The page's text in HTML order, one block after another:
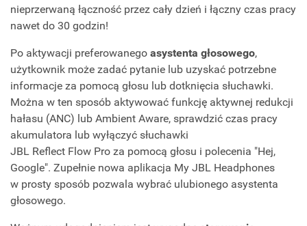
nieprzerwaną łączność przez cały dzień i łączny czas pracy
nawet do 30 godzin!
Po aktywacji preferowanego asystenta głosowego,
użytkownik może zadać pytanie lub uzyskać potrzebne
informacje za pomocą głosu lub dotknięcia słuchawki.
Można w ten sposób aktywować funkcję aktywnej redukcji
hałasu (ANC) lub Ambient Aware, sprawdzić czas pracy
akumulatora lub wyłączyć słuchawki
JBL Reflect Flow Pro za pomocą głosu i polecenia "Hej,
Google". Zupełnie nowa aplikacja My JBL Headphones
w prosty sposób pozwala wybrać ulubionego asystenta
głosowego.